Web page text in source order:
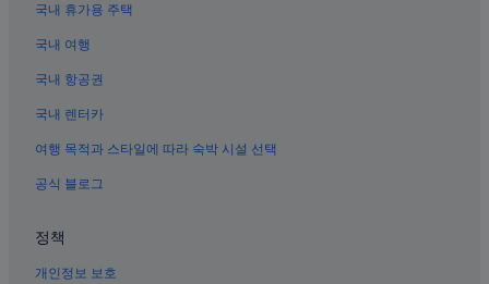
국내 휴가용 주택
국내 여행
국내 항공권
국내 렌터카
여행 목적과 스타일에 따라 숙박 시설 선택
공식 블로그
정책
개인정보 보호